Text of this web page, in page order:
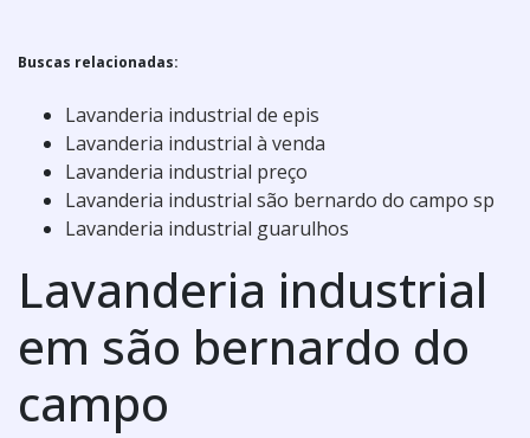
Buscas relacionadas:
Lavanderia industrial de epis
Lavanderia industrial à venda
Lavanderia industrial preço
Lavanderia industrial são bernardo do campo sp
Lavanderia industrial guarulhos
Lavanderia industrial
em são bernardo do
campo